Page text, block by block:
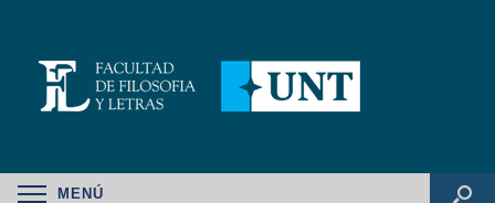
MENÚ